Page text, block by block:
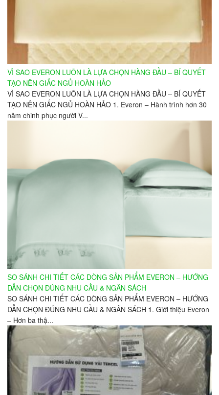
VÌ SAO EVERON LUÔN LÀ LỰA CHỌN HÀNG ĐẦU – BÍ QUYẾT
TẠO NÊN GIẤC NGỦ HOÀN HẢO
VÌ SAO EVERON LUÔN LÀ LỰA CHỌN HÀNG ĐẦU – BÍ QUYẾT
TẠO NÊN GIẤC NGỦ HOÀN HẢO 1. Everon – Hành trình hơn 30
năm chinh phục người V...
SO SÁNH CHI TIẾT CÁC DÒNG SẢN PHẨM EVERON – HƯỚNG
DẪN CHỌN ĐÚNG NHU CẦU & NGÂN SÁCH
SO SÁNH CHI TIẾT CÁC DÒNG SẢN PHẨM EVERON – HƯỚNG
DẪN CHỌN ĐÚNG NHU CẦU & NGÂN SÁCH 1. Giới thiệu Everon
– Hơn ba thậ...